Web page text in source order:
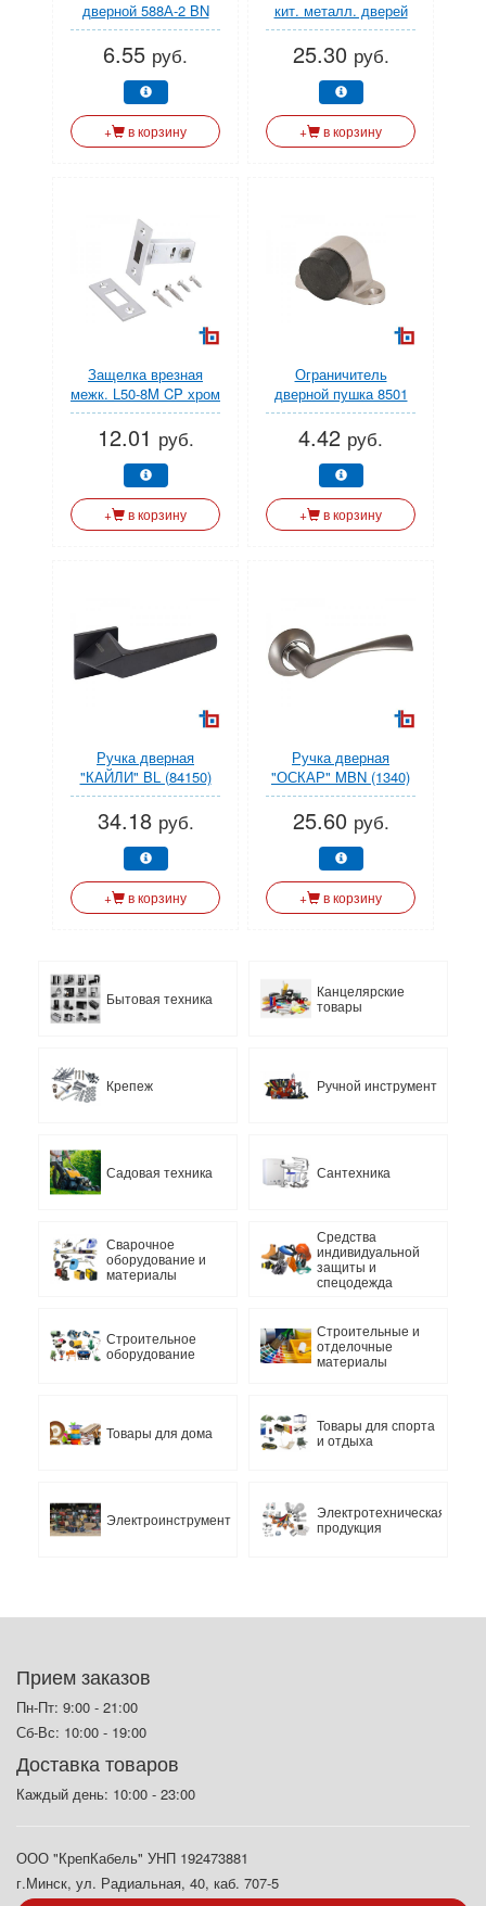
дверной 588А-2 BN
черный СТАНДАРТ
(УЗК)
6.55 руб.
+ в корзину
кит. металл. дверей
РН-СТ222-R универс.
правая СТАНДАРТ
(УЗК)
25.30 руб.
+ в корзину
Защелка врезная
межк. L50-8M CP хром
магн. АЛЛЮР (УЗК)
12.01 руб.
+ в корзину
Ограничитель
дверной пушка 8501
SN мат.никель
СТАНДАРТ (УЗК)
4.42 руб.
+ в корзину
Ручка дверная
"КАЙЛИ" BL (84150)
мат.черный АЛЛЮР
(УЗК)
34.18 руб.
+ в корзину
Ручка дверная
"ОСКАР" MBN (1340)
графит АЛЛЮР (УЗК)
25.60 руб.
+ в корзину
Бытовая техника
Канцелярские
товары
Крепеж Ручной инструмент
Садовая техника Сантехника
Сварочное
оборудование и
материалы
Средства
индивидуальной
защиты и
спецодежда
Строительное
оборудование
Строительные и
отделочные
материалы
Товары для дома
Товары для спорта
и отдыха
Электроинструмент
Электротехническая
продукция
Прием заказов
Пн-Пт: 9:00 - 21:00
Сб-Вс: 10:00 - 19:00
Доставка товаров
Каждый день: 10:00 - 23:00
ООО "КрепКабель" УНП 192473881
г.Минск, ул. Радиальная, 40, каб. 707-5